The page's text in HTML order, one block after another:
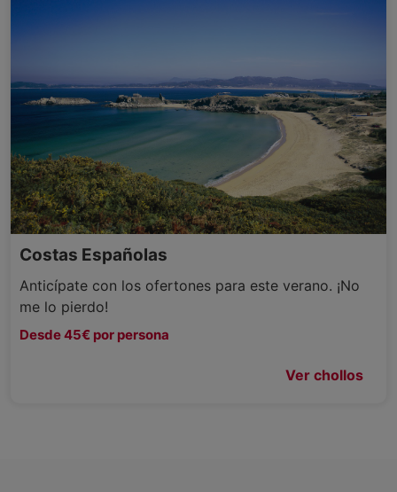
Costas Españolas
Anticípate con los ofertones para este verano. ¡No
me lo pierdo!
Desde 45€ por persona
Ver chollos